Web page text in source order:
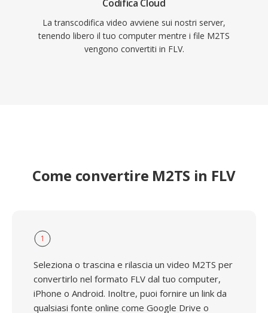
Codifica Cloud
La transcodifica video avviene sui nostri server,
tenendo libero il tuo computer mentre i file M2TS
vengono convertiti in FLV.
Come convertire M2TS in FLV
1
Seleziona o trascina e rilascia un video M2TS per
convertirlo nel formato FLV dal tuo computer,
iPhone o Android. Inoltre, puoi fornire un link da
qualsiasi fonte online come Google Drive o